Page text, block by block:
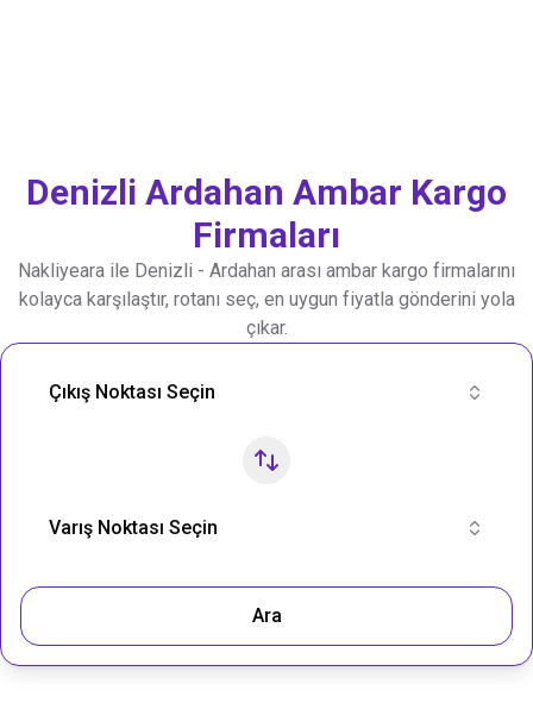
Denizli Ardahan Ambar Kargo
Firmaları
Nakliyeara ile Denizli - Ardahan arası ambar kargo firmalarını
kolayca karşılaştır, rotanı seç, en uygun fiyatla gönderini yola
çıkar.
Nakliye Rotası Ara
Çıkış Noktası Seçin
Varış Noktası Seçin
Ara